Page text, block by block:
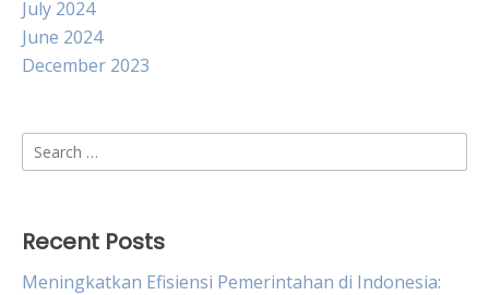
July 2024
June 2024
December 2023
Search
for:
Recent Posts
Meningkatkan Efisiensi Pemerintahan di Indonesia: